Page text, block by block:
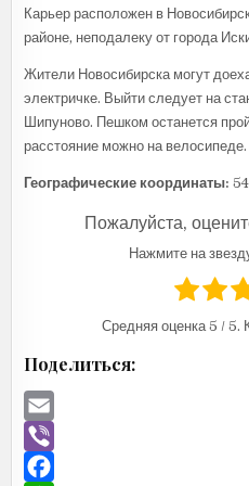
Карьер расположен в
районе, неподалеку от города
Жители Новосибирска могут
электричке. Выйти следует на
Шипуново. Пешком останется
расстояние можно на велосипеде.
Географические координаты:
Пожалуйста,
Нажмите на
Средняя оценка 5 / 5.
Поделиться:
E
m
V